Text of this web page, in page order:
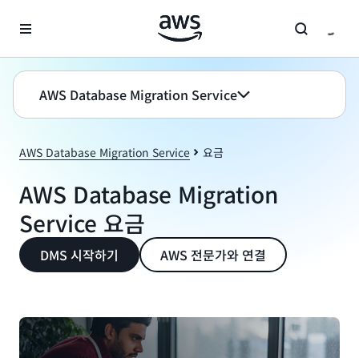
AWS Database Migration Service
AWS Database Migration Service 요금
AWS Database Migration
Service 요금
DMS 시작하기 AWS 전문가와 연결